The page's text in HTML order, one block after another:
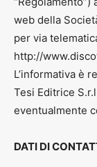
web della
per via
http://
L’informativa è
Tesi Editrice
eventualmente
DATI DI